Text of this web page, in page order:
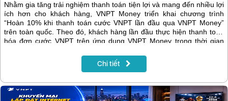
Nhằm gia tăng trải nghiệm thanh toán tiện lợi và mang đến nhiều lợi
ích hơn cho khách hàng, VNPT Money triển khai chương trình
“Hoàn 10% khi thanh toán cước VNPT lần đầu qua VNPT Money”
trên toàn quốc. Theo đó, khách hàng lần đầu thực hiện thanh toán
hóa đơn cước VNPT trên ứng dụng VNPT Money trong thời gian
Chi tiết